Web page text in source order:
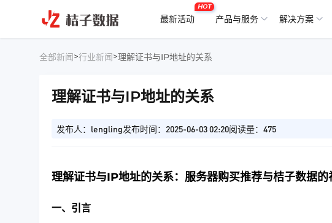
最新活动
HOT
产品与服务 解决方案
全部新闻>行业新闻>理解证书与IP地址的关系
理解证书与IP地址的关系
发布人：lengling发布时间：2025-06-03 02:20阅读量：475
理解证书与IP地址的关系：服务器购买推荐与桔子数据的
一、引言